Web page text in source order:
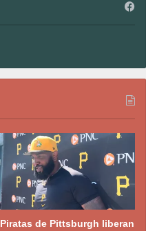
Piratas de Pittsburgh liberan